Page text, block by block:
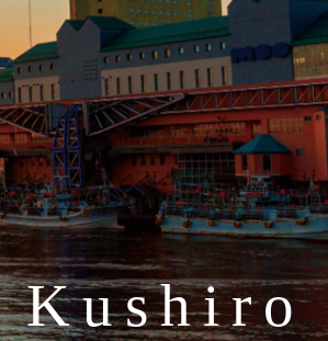
Kushiro